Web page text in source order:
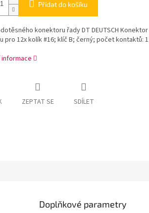
Přidat do košíku
konektoru řady DT DEUTSCH Konektor
pro 12x kolík #16; klíč B; černý; počet kontaktů:
informace
ZEPTAT SE SDÍLET
Doplňkové parametry